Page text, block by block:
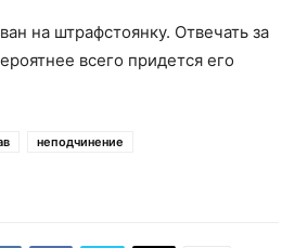
на штрафстоянку. Отвечать за
всего придется его
неподчинение